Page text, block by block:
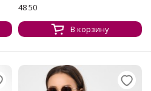
48 50
В корзину